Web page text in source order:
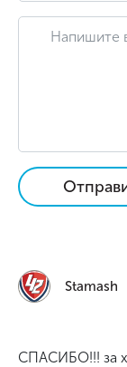
Stamash
СПАСИБО!!! за